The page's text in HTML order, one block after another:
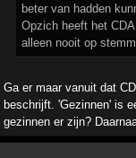
beter van hadden
Opzich heeft het
alleen nooit op
Ga er maar vanuit dat
beschrijft. 'Gezinnen' is
gezinnen er zijn?